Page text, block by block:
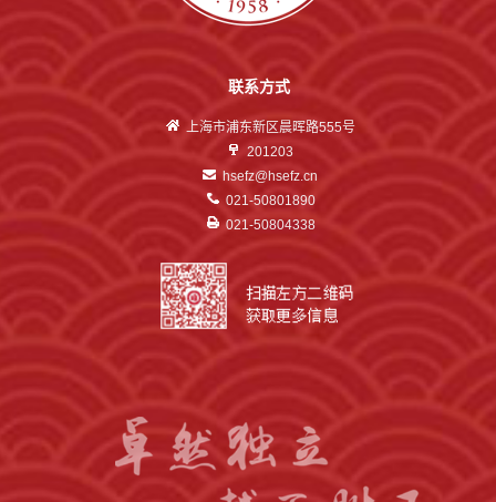
联系方式
上海市浦东新区晨晖路555号
201203
hsefz@hsefz.cn
021-50801890
021-50804338